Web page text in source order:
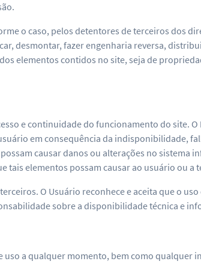
o caso, pelos detentores de terceiros dos
desmontar, fazer engenharia reversa,
elementos contidos no site, seja de
e continuidade do funcionamento do site.
em consequência da indisponibilidade,
causar danos ou alterações no
tais elementos possam causar ao usuário ou a
O Usuário reconhece e aceita que o
sobre a disponibilidade técnica e
a qualquer momento, bem como qualquer